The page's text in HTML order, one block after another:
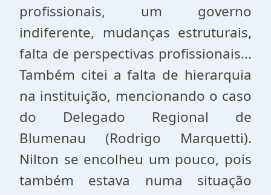
profissionais, um governo
indiferente, mudanças estruturais,
falta de perspectivas profissionais...
Também citei a falta de hierarquia
na instituição, mencionando o caso
do Delegado Regional de
Blumenau (Rodrigo Marquetti).
Nilton se encolheu um pouco, pois
também estava numa situação